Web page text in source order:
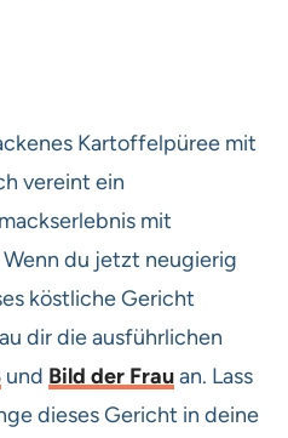
Kartoffelpüree mit
vereint ein
mit
du jetzt neugierig
köstliche Gericht
dir die ausführlichen
und Bild der Frauan. Lass
dieses Gericht in deine